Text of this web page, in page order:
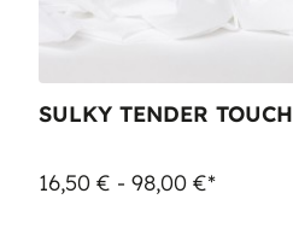
SULKY TENDER TOUCH
16,50 € - 98,00 €*